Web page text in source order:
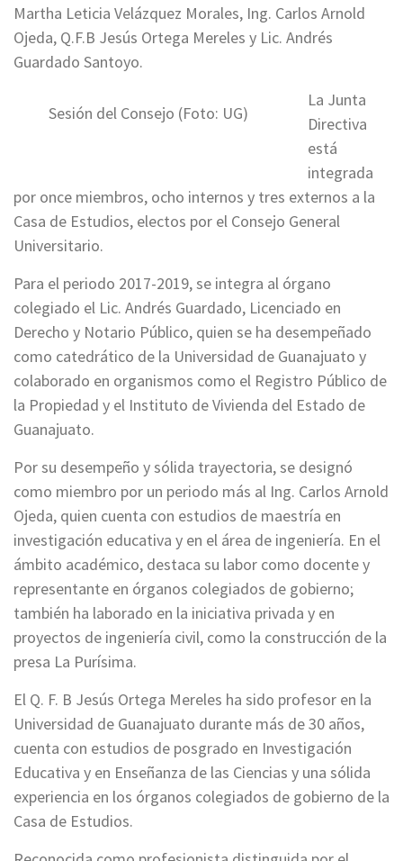
Martha Leticia Velázquez Morales, Ing. Carlos Arnold
Ojeda, Q.F.B Jesús Ortega Mereles y Lic. Andrés
Guardado Santoyo.
Sesión del Consejo (Foto: UG)
La Junta
Directiva
está
integrada
por once miembros, ocho internos y tres externos a la
Casa de Estudios, electos por el Consejo General
Universitario.
Para el periodo 2017-2019, se integra al órgano
colegiado el Lic. Andrés Guardado, Licenciado en
Derecho y Notario Público, quien se ha desempeñado
como catedrático de la Universidad de Guanajuato y
colaborado en organismos como el Registro Público de
la Propiedad y el Instituto de Vivienda del Estado de
Guanajuato.
Por su desempeño y sólida trayectoria, se designó
como miembro por un periodo más al Ing. Carlos Arnold
Ojeda, quien cuenta con estudios de maestría en
investigación educativa y en el área de ingeniería. En el
ámbito académico, destaca su labor como docente y
representante en órganos colegiados de gobierno;
también ha laborado en la iniciativa privada y en
proyectos de ingeniería civil, como la construcción de la
presa La Purísima.
El Q. F. B Jesús Ortega Mereles ha sido profesor en la
Universidad de Guanajuato durante más de 30 años,
cuenta con estudios de posgrado en Investigación
Educativa y en Enseñanza de las Ciencias y una sólida
experiencia en los órganos colegiados de gobierno de la
Casa de Estudios.